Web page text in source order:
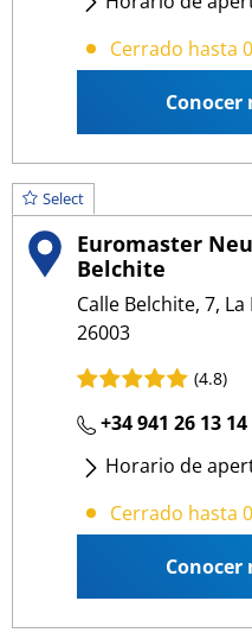
Lunes- Viernes:
Cerrado hasta
Conocer
Select
Euromaster
Belchite
Calle Belchite, 7,
26003
(4.8)
+34 941 26 13 14
Horario de
Lunes- Viernes:
Cerrado hasta
Conocer